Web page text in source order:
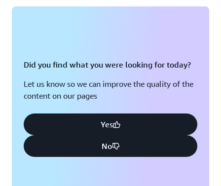
Did you find what you were looking for today?
Let us know so we can improve the quality of the
content on our pages
Yes
No